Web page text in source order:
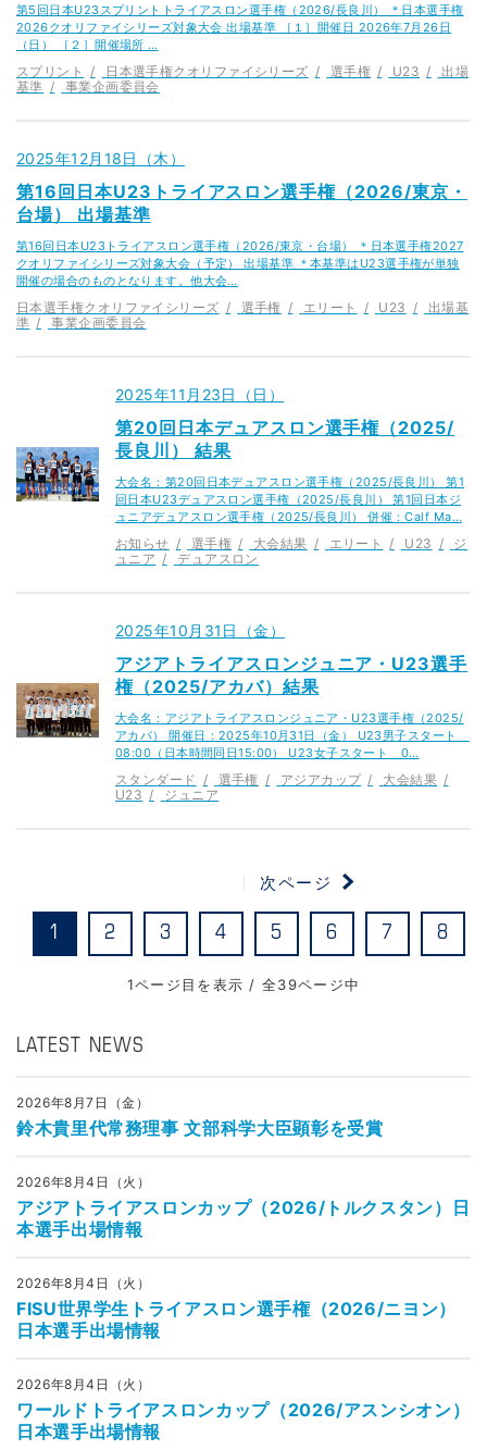
第5回日本U23スプリントトライアスロン選手権（2026/長良川） ＊日本選手権
2026クオリファイシリーズ対象大会 出場基準 ［１］開催日 2026年7月26日
（日） ［２］開催場所 …
スプリント 日本選手権クオリファイシリーズ 選手権 U23
出場
基準
事業企画委員会
2025年12月18日（木）
第16回日本U23トライアスロン選手権（2026/東京・
台場） 出場基準
第16回日本U23トライアスロン選手権（2026/東京・台場） ＊日本選手権2027
クオリファイシリーズ対象大会（予定） 出場基準 ＊本基準はU23選手権が単独
開催の場合のものとなります。他大会…
日本選手権クオリファイシリーズ 選手権 エリート U23
出場基
準
事業企画委員会
2025年11月23日（日）
第20回日本デュアスロン選手権（2025/
長良川） 結果
大会名：第20回日本デュアスロン選手権（2025/長良川） 第1
回日本U23デュアスロン選手権（2025/長良川） 第1回日本ジ
ュニアデュアスロン選手権（2025/長良川） 併催：Calf Ma…
お知らせ 選手権 大会結果 エリート U23
ジ
ュニア
デュアスロン
2025年10月31日（金）
アジアトライアスロンジュニア・U23選手
権（2025/アカバ）結果
大会名：アジアトライアスロンジュニア・U23選手権（2025/
アカバ） 開催日：2025年10月31日（金） U23男子スタート
08:00（日本時間同日15:00） U23女子スタート 0…
スタンダード 選手権 アジアカップ
大会結果
U23
ジュニア
1ページ目を表示 / 全39ページ中
1 2 3 4 5 6 7 8
次ページ
LATEST NEWS
2026年8月7日（金）
鈴木貴里代常務理事 文部科学大臣顕彰を受賞
2026年8月4日（火）
アジアトライアスロンカップ（2026/トルクスタン）日
本選手出場情報
2026年8月4日（火）
FISU世界学生トライアスロン選手権（2026/ニヨン）
日本選手出場情報
2026年8月4日（火）
ワールドトライアスロンカップ（2026/アスンシオン）
日本選手出場情報